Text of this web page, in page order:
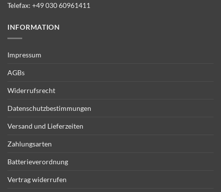
Telefax: +49 030 60961411
INFORMATION
Impressum
AGBs
Widerrufsrecht
Datenschutzbestimmungen
Versand und Lieferzeiten
Zahlungsarten
Batterieverordnung
Vertrag widerrufen